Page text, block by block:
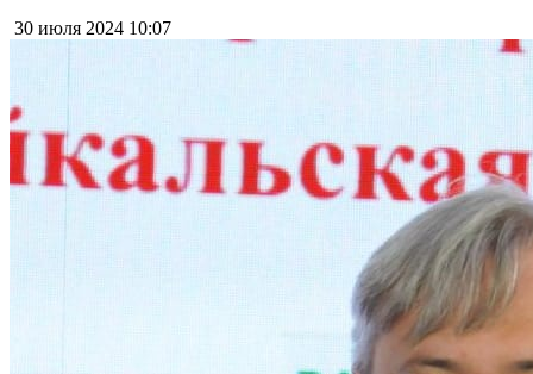
30 июля 2024 10:07